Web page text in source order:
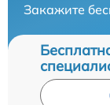
Закажите